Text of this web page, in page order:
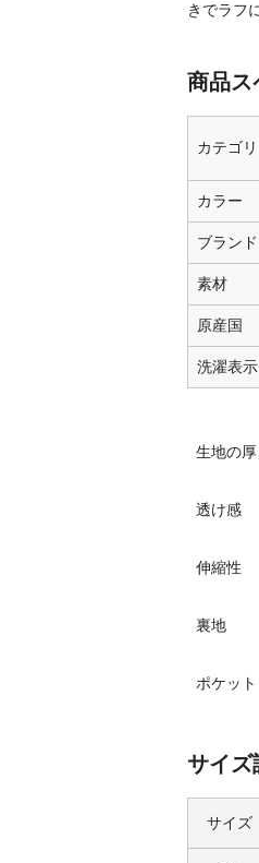
きでラフ
商品ス
カテゴリ
カラー
ブランド
素材
原産国
洗濯表示
生地の厚
透け感
伸縮性
裏地
ポケット
サイズ
サイズ